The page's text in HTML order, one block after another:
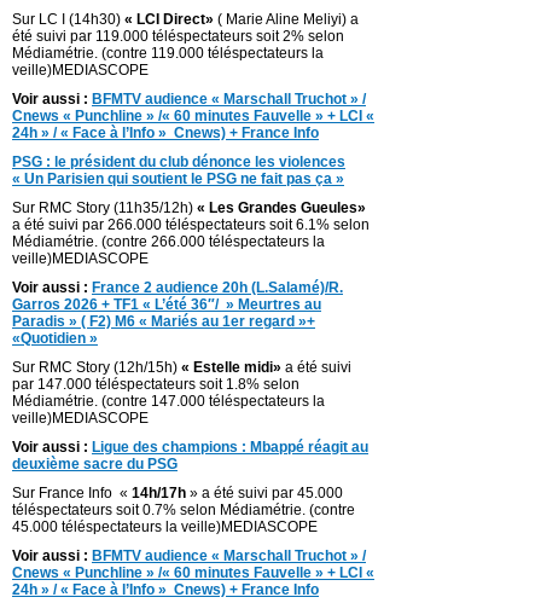
Sur LC I (14h30) « LCI Direct» ( Marie Aline Meliyi) a
été suivi par 119.000 téléspectateurs soit 2% selon
Médiamétrie. (contre 119.000 téléspectateurs la
veille)MEDIASCOPE
Voir aussi : BFMTV audience « Marschall Truchot » /
Cnews « Punchline » /« 60 minutes Fauvelle » + LCI «
24h » / « Face à l’Info » Cnews) + France Info
PSG : le président du club dénonce les violences
« Un Parisien qui soutient le PSG ne fait pas ça »
Sur RMC Story (11h35/12h) « Les Grandes Gueules»
a été suivi par 266.000 téléspectateurs soit 6.1% selon
Médiamétrie. (contre 266.000 téléspectateurs la
veille)MEDIASCOPE
Voir aussi : France 2 audience 20h (L.Salamé)/R.
Garros 2026 + TF1 « L’été 36″/ » Meurtres au
Paradis » ( F2) M6 « Mariés au 1er regard »+
«Quotidien »
Sur RMC Story (12h/15h) « Estelle midi» a été suivi
par 147.000 téléspectateurs soit 1.8% selon
Médiamétrie. (contre 147.000 téléspectateurs la
veille)MEDIASCOPE
Voir aussi : Ligue des champions : Mbappé réagit au
deuxième sacre du PSG
Sur France Info « 14h/17h » a été suivi par 45.000
téléspectateurs soit 0.7% selon Médiamétrie. (contre
45.000 téléspectateurs la veille)MEDIASCOPE
Voir aussi : BFMTV audience « Marschall Truchot » /
Cnews « Punchline » /« 60 minutes Fauvelle » + LCI «
24h » / « Face à l’Info » Cnews) + France Info